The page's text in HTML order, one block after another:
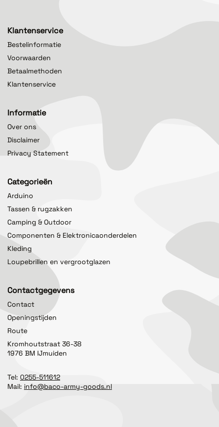
Klantenservice
Bestelinformatie
Voorwaarden
Betaalmethoden
Klantenservice
Informatie
Over ons
Disclaimer
Privacy Statement
Categorieën
Arduino
Tassen & rugzakken
Camping & Outdoor
Componenten & Elektronicaonderdelen
Kleding
Loupebrillen en vergrootglazen
Contactgegevens
Contact
Openingstijden
Route
Kromhoutstraat 36-38
1976 BM IJmuiden
Tel: 0255-511612
Mail: info@baco-army-goods.nl